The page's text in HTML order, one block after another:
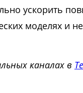
ускорить
моделях и
каналах в